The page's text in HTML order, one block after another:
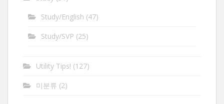
Study/English (47)
Study/SVP (25)
Utility Tips! (127)
미분류 (2)